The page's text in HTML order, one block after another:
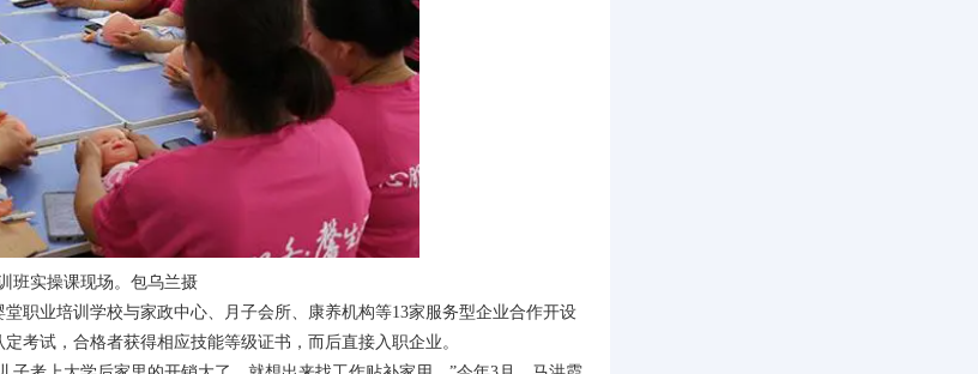
班实操课现场。包乌兰摄
职业培训学校与家政中心、月子会所、康养机构等13家服务型企业合作开设
考试，合格者获得相应技能等级证书，而后直接入职企业。